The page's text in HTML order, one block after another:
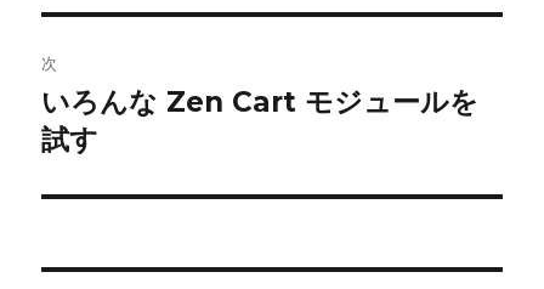
ビ
ゲ
ー
シ
稿:
次
次
の
稿:
いろんな Zen Cart モジュールを
試す